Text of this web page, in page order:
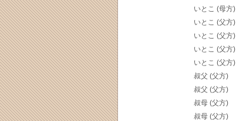
いとこ (母方)
いとこ (父方)
いとこ (父方)
いとこ (父方)
いとこ (父方)
叔父 (父方)
叔父 (父方)
叔母 (父方)
叔母 (父方)